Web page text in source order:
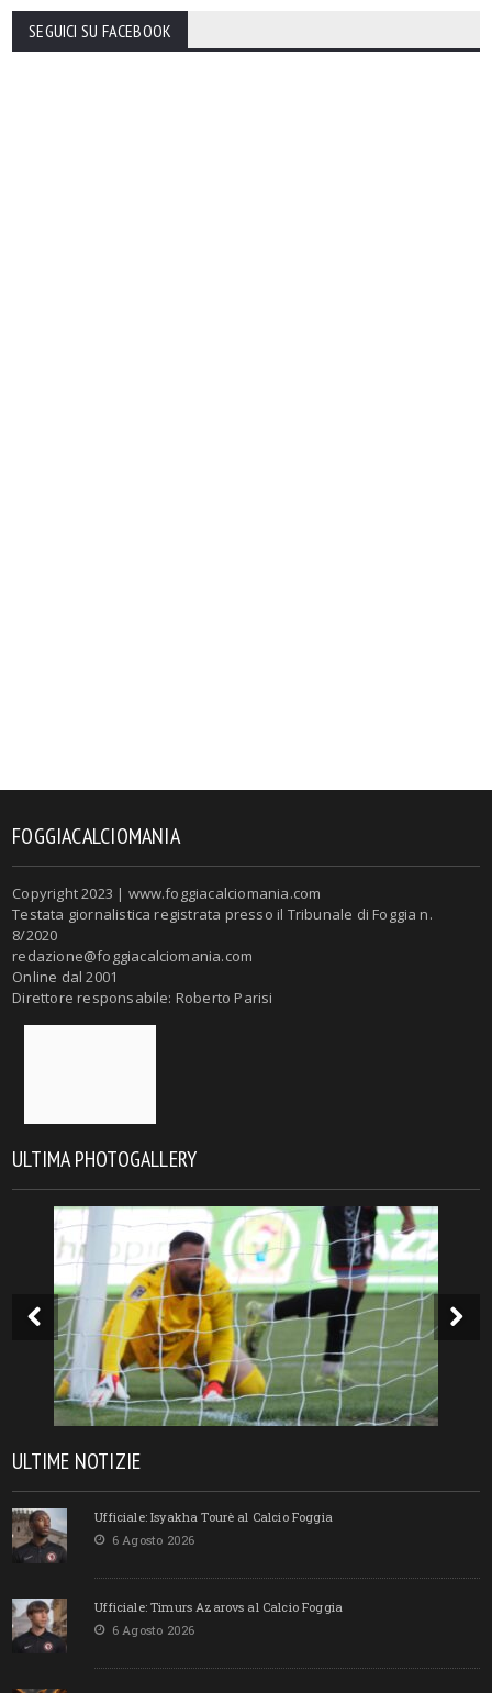
SEGUICI SU FACEBOOK
FOGGIACALCIOMANIA
Copyright 2023 | www.foggiacalciomania.com
Testata giornalistica registrata presso il Tribunale di Foggia n.
8/2020
redazione@foggiacalciomania.com
Online dal 2001
Direttore responsabile: Roberto Parisi
ULTIMA PHOTOGALLERY
ULTIME NOTIZIE
Ufficiale: Isyakha Tourè al Calcio Foggia
6 Agosto 2026
Ufficiale: Timurs Azarovs al Calcio Foggia
6 Agosto 2026